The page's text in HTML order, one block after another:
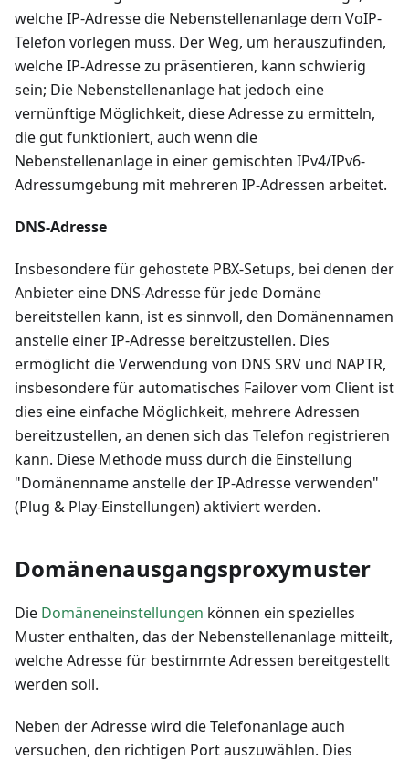
welche IP-Adresse die Nebenstellenanlage dem VoIP-
Telefon vorlegen muss. Der Weg, um herauszufinden,
welche IP-Adresse zu präsentieren, kann schwierig
sein; Die Nebenstellenanlage hat jedoch eine
vernünftige Möglichkeit, diese Adresse zu ermitteln,
die gut funktioniert, auch wenn die
Nebenstellenanlage in einer gemischten IPv4/IPv6-
Adressumgebung mit mehreren IP-Adressen arbeitet.
DNS-Adresse
Insbesondere für gehostete PBX-Setups, bei denen der
Anbieter eine DNS-Adresse für jede Domäne
bereitstellen kann, ist es sinnvoll, den Domänennamen
anstelle einer IP-Adresse bereitzustellen. Dies
ermöglicht die Verwendung von DNS SRV und NAPTR,
insbesondere für automatisches Failover vom Client ist
dies eine einfache Möglichkeit, mehrere Adressen
bereitzustellen, an denen sich das Telefon registrieren
kann. Diese Methode muss durch die Einstellung
"Domänenname anstelle der IP-Adresse verwenden"
(Plug & Play-Einstellungen) aktiviert werden.
Domänenausgangsproxymuster
Die Domäneneinstellungen können ein spezielles
Muster enthalten, das der Nebenstellenanlage mitteilt,
welche Adresse für bestimmte Adressen bereitgestellt
werden soll.
Neben der Adresse wird die Telefonanlage auch
versuchen, den richtigen Port auszuwählen. Dies